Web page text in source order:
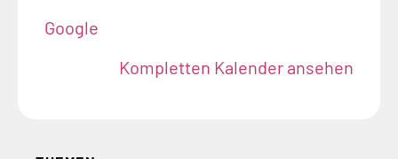
Google
Kompletten Kalender ansehen